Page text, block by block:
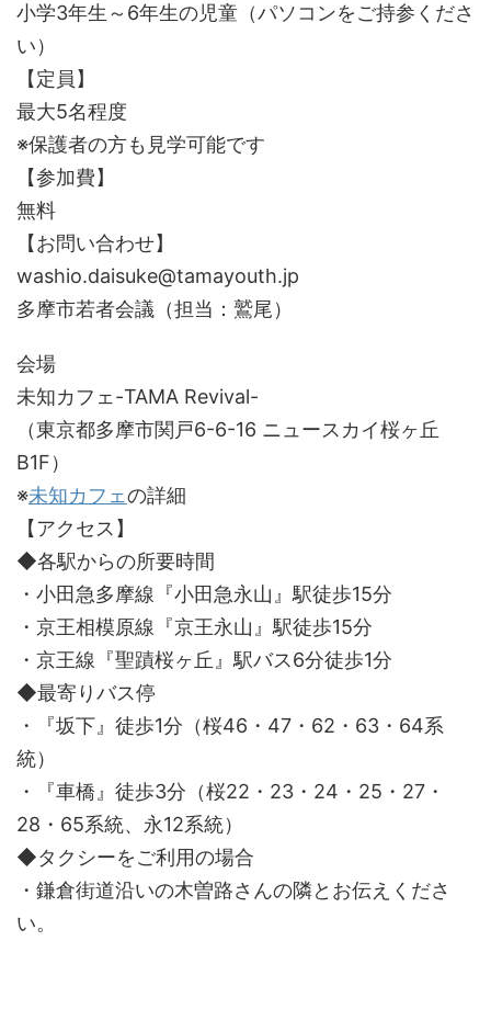
小学3年生～6年生の児童（パソコンをご持参くださ
い）
【定員】
最大5名程度
※保護者の方も見学可能です
【参加費】
無料
【お問い合わせ】
washio.daisuke@tamayouth.jp
多摩市若者会議（担当：鷲尾）
会場
未知カフェ-TAMA Revival-
（東京都多摩市関戸6-6-16 ニュースカイ桜ヶ丘
B1F）
※未知カフェの詳細
【アクセス】
◆各駅からの所要時間
・小田急多摩線『小田急永山』駅徒歩15分
・京王相模原線『京王永山』駅徒歩15分
・京王線『聖蹟桜ヶ丘』駅バス6分徒歩1分
◆最寄りバス停
・『坂下』徒歩1分（桜46・47・62・63・64系
統）
・『車橋』徒歩3分（桜22・23・24・25・27・
28・65系統、永12系統）
◆タクシーをご利用の場合
・鎌倉街道沿いの木曽路さんの隣とお伝えくださ
い。